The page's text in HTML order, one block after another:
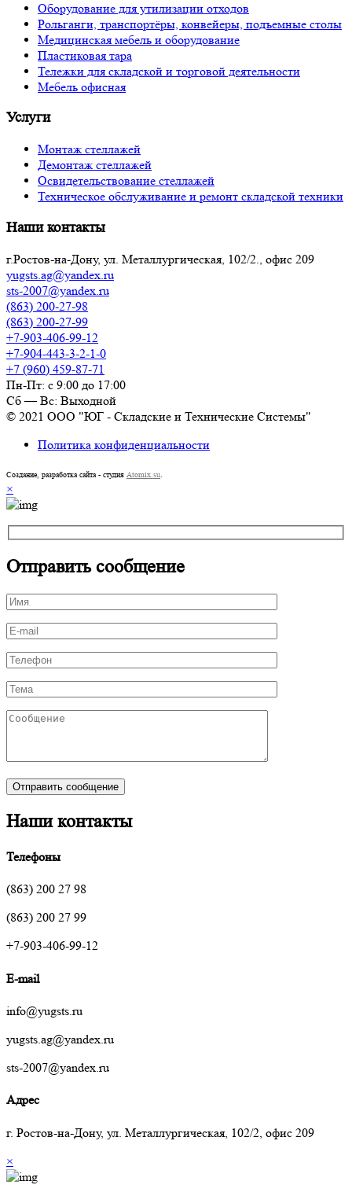
Оборудование для утилизации отходов
Рольганги, транспортёры, конвейеры, подъемные столы
Медицинская мебель и оборудование
Пластиковая тара
Тележки для складской и торговой деятельности
Мебель офисная
Услуги
Монтаж стеллажей
Демонтаж стеллажей
Освидетельствование стеллажей
Техническое обслуживание и ремонт складской техники
Наши контакты
г.Ростов-на-Дону, ул. Металлургическая, 102/2., офис 209
yugsts.ag@yandex.ru
sts-2007@yandex.ru
(863) 200-27-98
(863) 200-27-99
+7-903-406-99-12
+7-904-443-3-2-1-0
+7 (960) 459-87-71
Пн-Пт: с 9:00 до 17:00
Сб — Вс: Выходной
© 2021 ООО "ЮГ - Складские и Технические Системы"
Политика конфиденциальности
Создание, разработка сайта - студия Atomix.su
×
Отправить сообщение
Наши контакты
Телефоны
(863) 200 27 98
(863) 200 27 99
+7-903-406-99-12
E-mail
info@yugsts.ru
yugsts.ag@yandex.ru
sts-2007@yandex.ru
Адрес
г. Ростов-на-Дону, ул. Металлургическая, 102/2, офис 209
×